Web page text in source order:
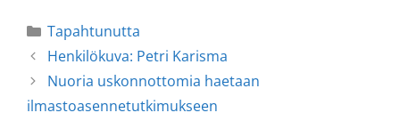
Tapahtunutta
Henkilökuva: Petri Karisma
Nuoria uskonnottomia haetaan
ilmastoasennetutkimukseen